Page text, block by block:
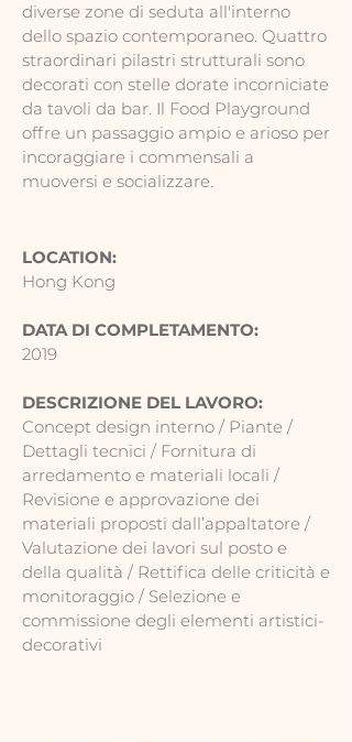
diverse zone di seduta all'interno
dello spazio contemporaneo. Quattro
straordinari pilastri strutturali sono
decorati con stelle dorate incorniciate
da tavoli da bar. Il Food Playground
offre un passaggio ampio e arioso per
incoraggiare i commensali a
muoversi e socializzare.
LOCATION:
Hong Kong
DATA DI COMPLETAMENTO:
2019
DESCRIZIONE DEL LAVORO:
Concept design interno / Piante /
Dettagli tecnici / Fornitura di
arredamento e materiali locali /
Revisione e approvazione dei
materiali proposti dall’appaltatore /
Valutazione dei lavori sul posto e
della qualità / Rettifica delle criticità e
monitoraggio / Selezione e
commissione degli elementi artistici-
decorativi